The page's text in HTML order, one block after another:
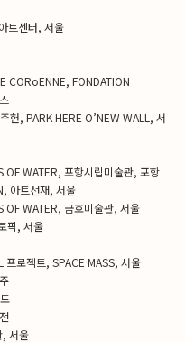
트센터, 서울
CORoENNE, FONDATION
헌, PARK HERE O’NEW WALL, 서
WATER, 포항시립미술관, 포항
아트선재, 서울
OF WATER, 금호미술관, 서울
픽, 서울
로젝트, SPACE MASS, 서울
, 서울